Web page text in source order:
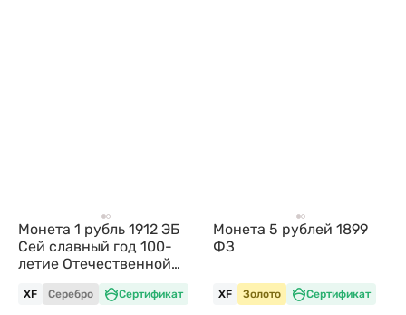
Монета 1 рубль 1912 ЭБ
Сей славный год 100-
летие Отечественной
войны 1812
XF Серебро Сертификат
Монета 5 рублей 1899
ФЗ
XF Золото Сертификат